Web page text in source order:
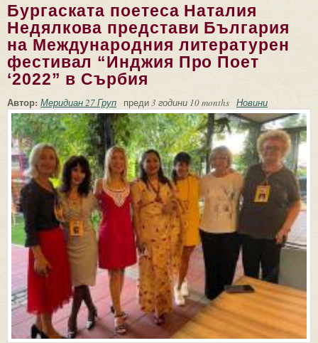
Бургаската поетеса Наталия
Недялкова представи България
на Международния литературен
фестивал “Инджия Про Поет
‘2022” в Сърбия
Автор: Меридиан 27 Груп преди3 години 10 months Новини